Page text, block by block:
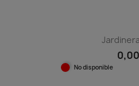
No disponible